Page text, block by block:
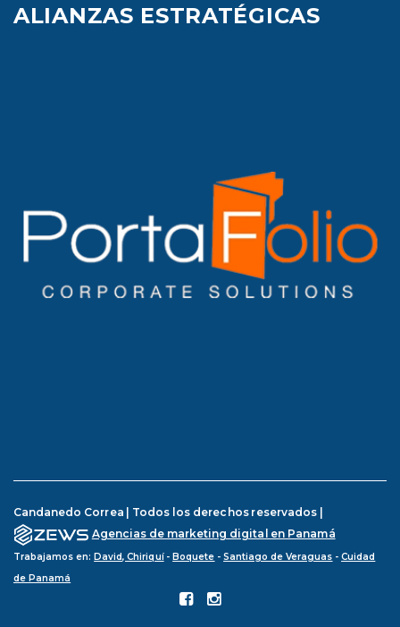
ALIANZAS ESTRATÉGICAS
Candanedo Correa | Todos los derechos reservados |
Agencias de marketing digital en Panamá
Trabajamos en: David, Chiriquí- Boquete -Santiago de Veraguas -Cuidad
de Panamá